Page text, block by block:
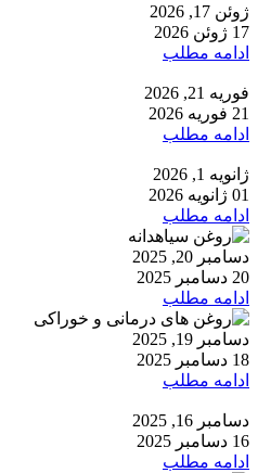
ژوئن 17, 2026
17 ژوئن 2026
ادامه مطلب
فوریه 21, 2026
21 فوریه 2026
ادامه مطلب
ژانویه 1, 2026
01 ژانویه 2026
ادامه مطلب
دسامبر 20, 2025
20 دسامبر 2025
ادامه مطلب
دسامبر 19, 2025
18 دسامبر 2025
ادامه مطلب
دسامبر 16, 2025
16 دسامبر 2025
ادامه مطلب